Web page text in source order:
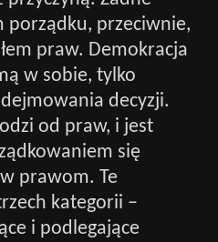
porządku, przeciwnie,
praw. Demokracja
w sobie, tylko
decyzji.
od praw, i jest
się
prawom. Te
kategorii –
i podlegające